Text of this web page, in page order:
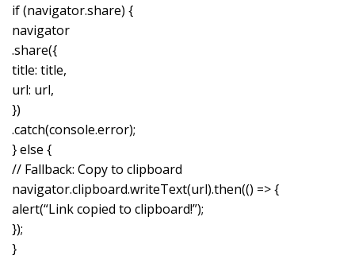
if (navigator.share) {
navigator
.share({
title: title,
url: url,
})
.catch(console.error);
} else {
// Fallback: Copy to clipboard
navigator.clipboard.writeText(url).then(() => {
alert(“Link copied to clipboard!”);
});
}